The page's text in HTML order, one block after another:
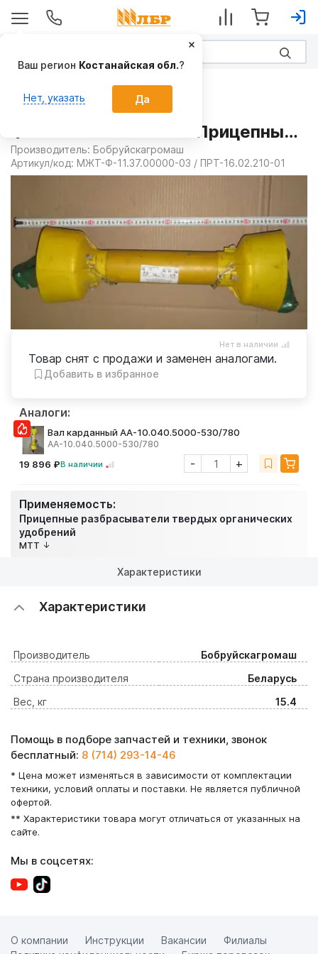
Вал карданный МЖТ-
Ф-11.37.00.000-03 на Прицепные
разбрасыватели твердых
органических удобрений
Производитель: Бобруйскагромаш
Артикул/код: МЖТ-Ф-11.37.00000-03 / ПРТ-16.02.210-01
Аналоги:
Вал карданный АА-10.040.5000-530/780
АА-10.040.5000-530/780
19 896 ₽В наличии - +
Применяемость:
Прицепные разбрасыватели твердых органических
удобрений
МТТ
Нет в наличии
Товар снят с продажи и заменен аналогами.
Добавить в избранное
Характеристики
Характеристики
Производитель
Бобруйскагромаш
Страна производителя
Беларусь
Вес, кг
15.4
Помощь в подборе запчастей и техники, звонок
бесплатный: 8 (714) 293-14-46
* Цена может изменяться в зависимости от комплектации
техники, условий оплаты и поставки. Не является публичной
офертой.
** Характеристики товара могут отличаться от указанных на
сайте.
Мы в соцсетях:
О компании Инструкции Вакансии
Филиалы
Ваш регион Костанайская обл.?
Нет, указать Да